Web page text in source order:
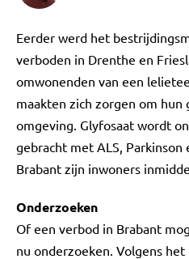
Eerder werd het
verboden in Drenthe en
omwonenden van een
maakten zich zorgen om hun
omgeving. Glyfosaat wordt
gebracht met ALS, Parkinson
Brabant zijn inwoners
Onderzoeken
Of een verbod in Brabant
nu onderzoeken. Volgens